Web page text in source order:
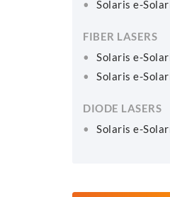
Solaris e-
FIBER LASERS
Solaris e-
Solaris e-
DIODE LASERS
Solaris e-